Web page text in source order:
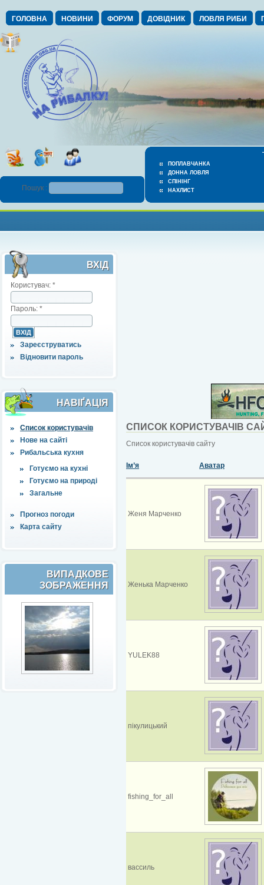
ГОЛОВНА НОВИНИ ФОРУМ ДОВІДНИК ЛОВЛЯ РИБИ
ПОПЛАВЧАНКА
ДОННА ЛОВЛЯ
СПІНІНГ
НАХЛИСТ
Пошук :
ВХІД
Користувач: *
Пароль: *
Зареєструватись
Відновити пароль
НАВІҐАЦІЯ
Список користувачів
Нове на сайті
Рибальська кухня
Готуємо на кухні
Готуємо на природі
Загальне
Прогноз погоди
Карта сайту
ВИПАДКОВЕ
ЗОБРАЖЕННЯ
СПИСОК КОРИСТУВАЧІВ
Список користувачів сайту
Ім’я Аватар
Женя Марченко
Женька Марченко
YULEK88
пікулицький
fishing_for_all
вассиль